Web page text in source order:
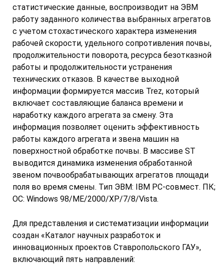
статистические данные, воспроизводит на ЭВМ
работу заданного количества выбранных агрегатов
с учетом стохастического характера изменения
рабочей скорости, удельного сопротивления почвы,
продолжительности поворота, ресурса безотказной
работы и продолжительности устранения
технических отказов. В качестве выходной
информации формируется массив Trez, который
включает составляющие баланса времени и
наработку каждого агрегата за смену. Эта
информация позволяет оценить эффективность
работы каждого агрегата и звена машин на
поверхностной обработке почвы. В массиве ST
выводится динамика изменения обработанной
звеном почвообрабатывающих агрегатов площади
поля во время смены. Тип ЭВМ: IBM PC-совмест. ПК;
ОС: Windows 98/ME/2000/XP/7/8/Vista.
Для представления и систематизации информации
создан «Каталог научных разработок и
инновационных проектов Ставропольского ГАУ»,
включающий пять направлений: